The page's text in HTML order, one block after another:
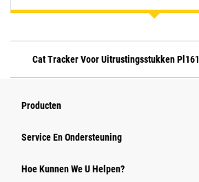
Cat Tracker Voor Uitrustingsstukken Pl161
Producten
Service En Ondersteuning
Hoe Kunnen We U Helpen?